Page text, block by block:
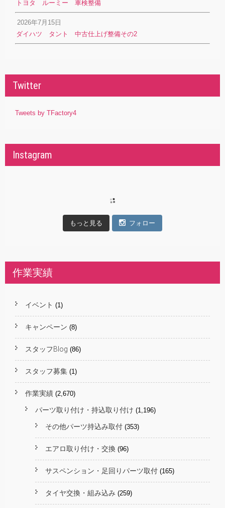
トヨタ ルーミー 車検整備
2026年7月15日
ダイハツ タント 中古仕上げ整備その2
Twitter
Tweets by TFactory4
Instagram
もっと見る フォロー
作業実績
イベント (1)
キャンペーン (8)
スタッフBlog (86)
スタッフ募集 (1)
作業実績 (2,670)
パーツ取り付け・持込取り付け (1,196)
その他パーツ持込み取付 (353)
エアロ取り付け・交換 (96)
サスペンション・足回りパーツ取付 (165)
タイヤ交換・組み込み (259)